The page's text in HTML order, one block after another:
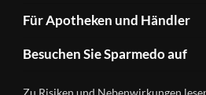
FAQ
Kontakt
Datenschutz
Herstellerverzeichnis
Produkte
A-
Für Apotheken und Händler
&
Besuchen Sie Sparmedo auf
Zu Risiken und Nebenwirkungen